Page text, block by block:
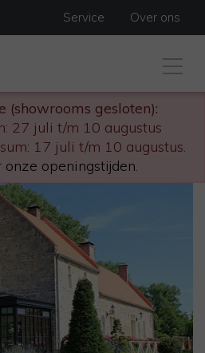
(showrooms gesloten):
27 juli t/m 10 augustus
17 juli t/m 10 augustus.
onze openingstijden.
Service Over ons